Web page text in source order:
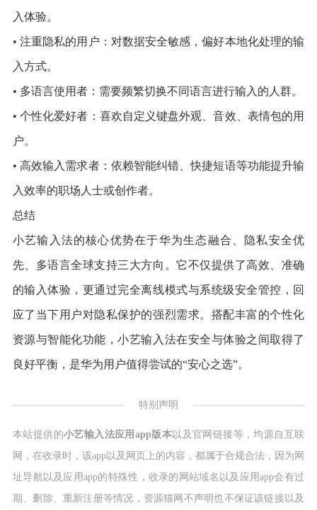
入体验。
• 注重隐私的用户：对数据安全敏感，偏好本地化处理的输
入方式。
• 多语言使用者：需要频繁切换不同语言进行输入的人群。
• 个性化爱好者：喜欢自定义键盘外观、音效、表情包的用
户。
• 高效输入需求者：依赖智能纠错、快捷短语等功能提升输
入效率的职场人士或创作者。
总结
小艺输入法的核心优势在于华为生态融合、隐私安全优
先、多语言全球支持三大方向。它不仅提供了高效、准确
的输入体验，更通过完全离线模式与系统级安全管控，回
应了当下用户对隐私保护的强烈需求。搭配丰富的个性化
资源与智能化功能，小艺输入法在安全与体验之间取得了
良好平衡，是华为用户值得尝试的“安心之选”。
特别声明
本站提供的小艺输入法应用app版本以及官网链接等，均源自互联
网，在收录时，该app以及网页上的内容，都属于合规合法，因为网
址导航以及应用app的特殊性，收录的网站域名以及应用app会有过
期、删除、重新注册等情况，资源猫网不声明也不保证该链接以及